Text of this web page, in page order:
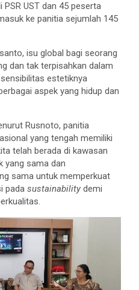
UST dan 45 peserta
ke panitia sejumlah 145
isu global bagi seorang
dan tak terpisahkan dalam
estetiknya
aspek yang hidup dan
Rusnoto, panitia
yang tengah memiliki
telah berada di kawasan
yang sama dan
sama untuk memperkuat
pada sustainability demi